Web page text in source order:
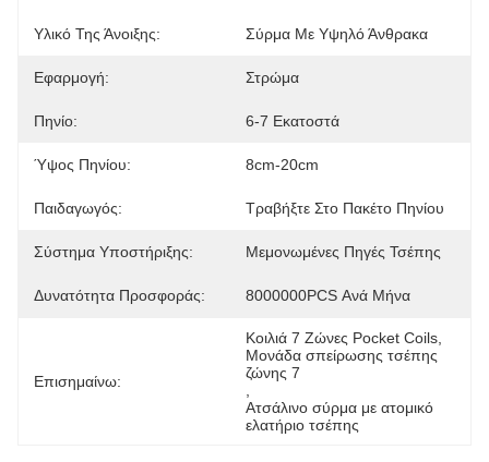
Υλικό Της Άνοιξης: Σύρμα Με Υψηλό Άνθρακα
Εφαρμογή: Στρώμα
Πηνίο: 6-7 Εκατοστά
Ύψος Πηνίου: 8cm-20cm
Παιδαγωγός: Τραβήξτε Στο Πακέτο Πηνίου
Σύστημα Υποστήριξης: Μεμονωμένες Πηγές Τσέπης
Δυνατότητα Προσφοράς: 8000000PCS Ανά Μήνα
Επισημαίνω:
Κοιλιά 7 Ζώνες Pocket Coils
Μονάδα σπείρωσης τσέπης
ζώνης 7
Ατσάλινο σύρμα με ατομικό
ελατήριο τσέπης